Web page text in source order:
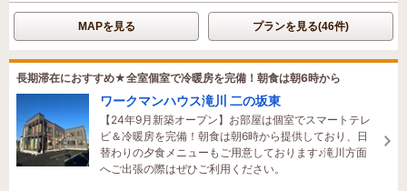
MAPを見る プランを見る(46件)
長期滞在におすすめ★全室個室で冷暖房を完備！朝食は朝6時から
ワークマンハウス滝川 二の坂東
【24年9月新築オープン】お部屋は個室でスマートテレ
ビ＆冷暖房を完備！朝食は朝6時から提供しており、日
替わりの夕食メニューもご用意しております♪滝川方面
へご出張の際はぜひご利用ください。